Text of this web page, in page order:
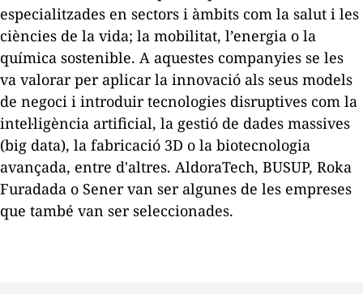
especialitzades en sectors i àmbits com la salut i les
ciències de la vida; la mobilitat, l’energia o la
química sostenible. A aquestes companyies se les
va valorar per aplicar la innovació als seus models
de negoci i introduir tecnologies disruptives com la
intel·ligència artificial, la gestió de dades massives
(big data), la fabricació 3D o la biotecnologia
avançada, entre d'altres. AldoraTech, BUSUP, Roka
Furadada o Sener van ser algunes de les empreses
que també van ser seleccionades.